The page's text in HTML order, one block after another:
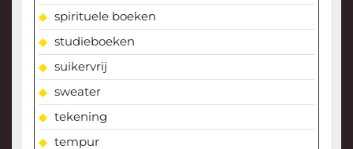
spirituele boeken
studieboeken
suikervrij
sweater
tekening
tempur